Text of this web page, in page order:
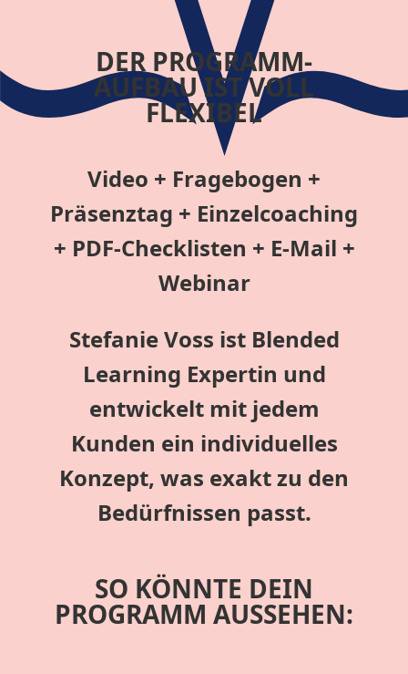
DER PROGRAMM-
AUFBAU IST VOLL
FLEXIBEL
Video + Fragebogen +
Präsenztag + Einzelcoaching
+ PDF-Checklisten + E-Mail +
Webinar
Stefanie Voss ist Blended
Learning Expertin und
entwickelt mit jedem
Kunden ein individuelles
Konzept, was exakt zu den
Bedürfnissen passt.
SO KÖNNTE DEIN
PROGRAMM AUSSEHEN: